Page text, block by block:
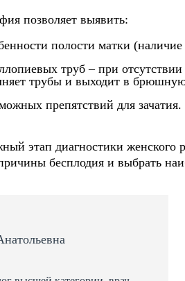
позволяет выявить:
полости матки
труб – при
трубы и выходит в
препятствий для зачатия.
этап диагностики женского
бесплодия и выбрать